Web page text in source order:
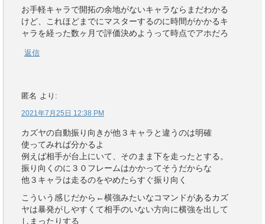
お手軽キャラで開拓の余地がないキャラならまだわかる
けど、これほどまでにマスターするのに時間がかかるキ
ャラを経った数ヶ月で評価決めようって時点でアホだろ
返信
匿名 より:
2021年7月25日 12:38 PM
カズヤの自動振り向きが他３キャラと違うのは明確
使ってみれば分かるよ
例えば相手が台上にいて、そのまま下を走ったとする。
振り向くのに３０フレームはかかってそうだからな
他３キャラは走るのをやめたらすぐ振り向く
こういう感じだから←横強みたいなコマンドがあるカズ
ヤは暴発がしやすくて相手のいない方向に横強を出して
しまったりする